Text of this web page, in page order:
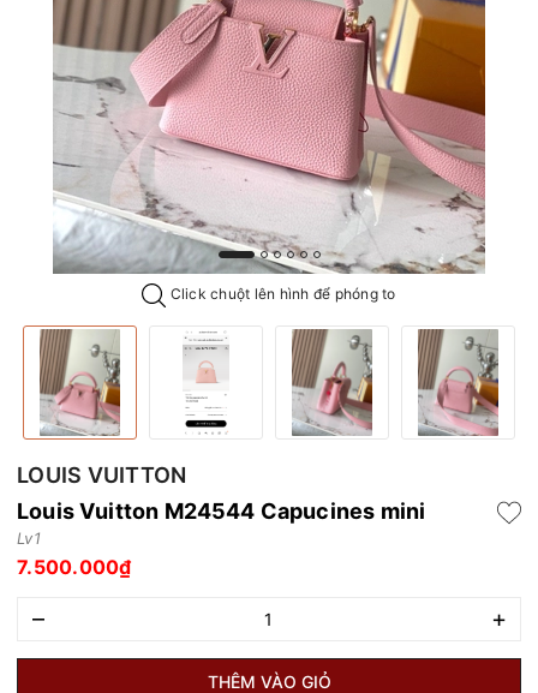
Click chuột lên hình để phóng to
LOUIS VUITTON
Louis Vuitton M24544 Capucines mini
Lv1
7.500.000₫
– +
THÊM VÀO GIỎ